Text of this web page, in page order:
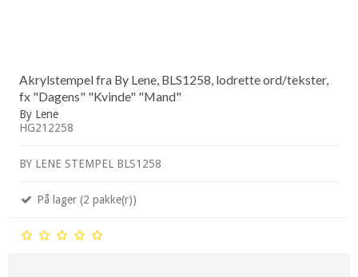
Akrylstempel fra By Lene, BLS1258, lodrette ord/tekster,
fx "Dagens" "Kvinde" "Mand"
By Lene
HG212258
BY LENE STEMPEL BLS1258
På lager (2 pakke(r))